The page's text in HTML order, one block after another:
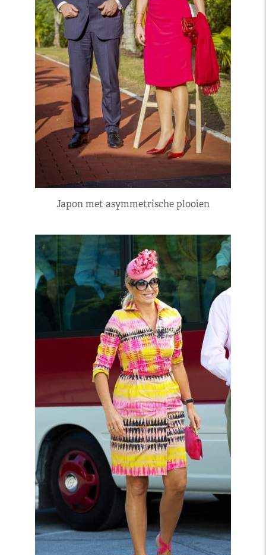
Japon met asymmetrische plooien